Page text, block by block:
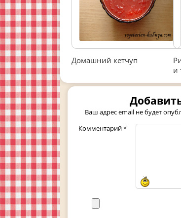
Домашний кетчуп
и
Ваш адрес email не будет
Комментарий*